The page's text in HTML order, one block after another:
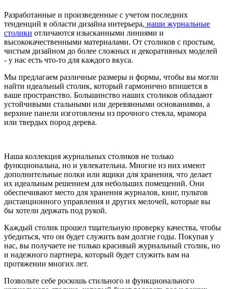
Разработанные и произведенные с учетом последних
тенденций в области дизайна интерьера, наши журнальные
столики отличаются изысканными линиями и
высококачественными материалами. От столиков с простым,
чистым дизайном до более сложных и декоративных моделей
- у нас есть что-то для каждого вкуса.
Мы предлагаем различные размеры и формы, чтобы вы могли
найти идеальный столик, который гармонично впишется в
ваше пространство. Большинство наших столиков обладают
устойчивыми стальными или деревянными основаниями, а
верхние панели изготовлены из прочного стекла, мрамора
или твердых пород дерева.
Наша коллекция журнальных столиков не только
функциональна, но и увлекательна. Многие из них имеют
дополнительные полки или ящики для хранения, что делает
их идеальным решением для небольших помещений. Они
обеспечивают место для хранения журналов, книг, пультов
дистанционного управления и других мелочей, которые вы
бы хотели держать под рукой.
Каждый столик прошел тщательную проверку качества, чтобы
убедиться, что он будет служить вам долгие годы. Покупая у
нас, вы получаете не только красивый журнальный столик, но
и надежного партнера, который будет служить вам на
протяжении многих лет.
Позвольте себе роскошь стильного и функционального